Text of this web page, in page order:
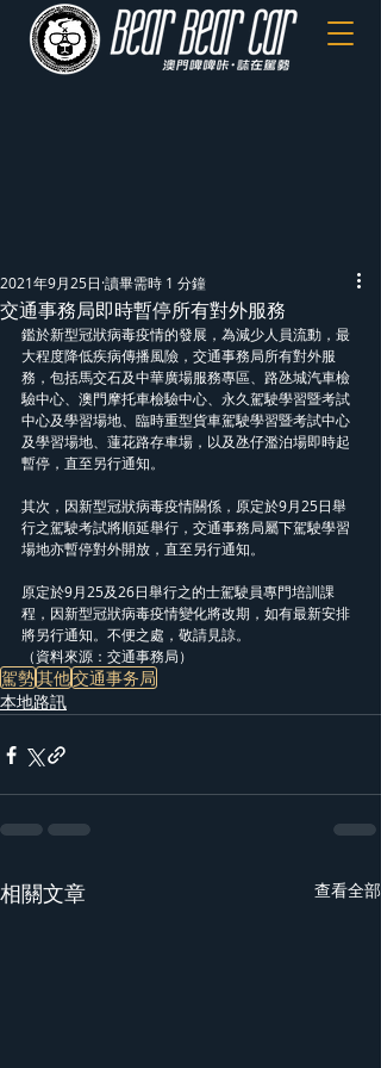
交通事務局即時暫停所有對外服務
2021年9月25日 讀畢需時 1 分鐘
鑑於新型冠狀病毒疫情的發展，為減少人員流動，最
大程度降低疾病傳播風險，交通事務局所有對外服
務，包括馬交石及中華廣場服務專區、路氹城汽車檢
驗中心、澳門摩托車檢驗中心、永久駕駛學習暨考試
中心及學習場地、臨時重型貨車駕駛學習暨考試中心
及學習場地、蓮花路存車場，以及氹仔濫泊場即時起
暫停，直至另行通知。
其次，因新型冠狀病毒疫情關係，原定於9月25日舉
行之駕駛考試將順延舉行，交通事務局屬下駕駛學習
場地亦暫停對外開放，直至另行通知。
原定於9月25及26日舉行之的士駕駛員專門培訓課
程，因新型冠狀病毒疫情變化將改期，如有最新安排
將另行通知。不便之處，敬請見諒。
（資料來源：交通事務局）
駕勢其他交通事务局
本地路訊
相關文章 查看全部